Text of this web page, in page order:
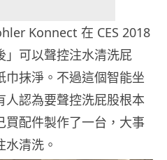
Konnect 在 CES 2018
」可以聲控注水清洗屁
巾抹淨。不過這個智能坐
人認為要聲控洗屁股根本
買配件製作了一台，大事
清洗。